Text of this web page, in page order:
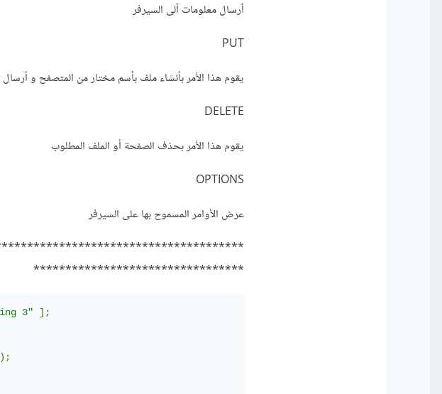
أرسال معلومات ألى السيرفر
PUT
يقوم هذا الأمر بأنشاء ملف بأسم مختار من المتصفح و أرسال
DELETE
يقوم هذا الأمر بحذف الصفحة أو الملف المطلوب
OPTIONS
عرض الأوامر المسموح بها على السيرفر
*********************************
3"
];
);